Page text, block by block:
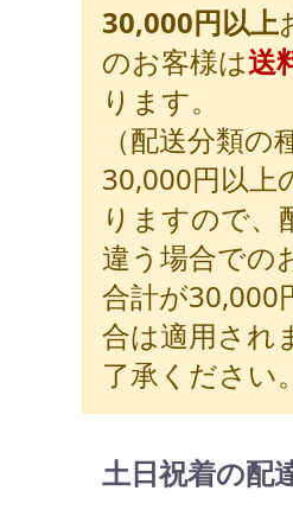
30,000円以上
のお客様は送
ります。
（配送分類の
30,000円以上
りますので、
違う場合での
合計が30,000
合は適用され
了承ください
土日祝着の配